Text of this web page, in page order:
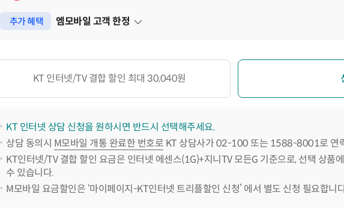
추가 혜택 엠모바일 고객 한정
펼쳐보기
KT 인터넷/TV 결합 할인 최대 30,040원
KT 인터넷 상담 신청을 원하시면 반드시 선택해주세요.
상담 동의시 M모바일 개통 완료한 번호로 KT 상담사가 02-100 또는 1588-8001로 연
KT인터넷/TV 결합 할인 요금은 인터넷 에센스(1G)+지니TV 모든G 기준으로, 선택 상품
수 있습니다.
M모바일 요금할인은 ‘마이페이지-KT인터넷 트리플할인 신청’ 에서 별도 신청 필요합니